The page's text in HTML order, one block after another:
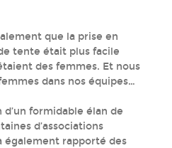
que la prise en
tente était plus facile
des femmes. Et nous
dans nos équipes…
formidable élan de
d’associations
également rapporté des